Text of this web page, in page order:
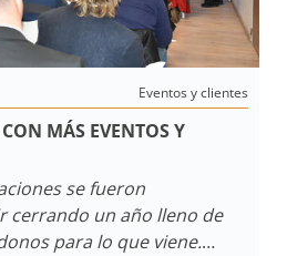
Eventos y clientes
MÁS EVENTOS Y
se fueron
cerrando un año lleno de
para lo que viene.